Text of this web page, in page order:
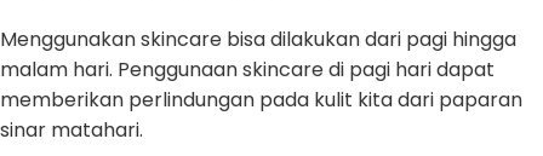
Menggunakan skincare bisa dilakukan dari pagi hingga
malam hari. Penggunaan skincare di pagi hari dapat
memberikan perlindungan pada kulit kita dari paparan
sinar matahari.